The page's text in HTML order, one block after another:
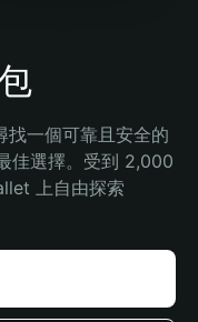
找一個可靠且安全的
佳選擇。受到 2,000
上自由探索